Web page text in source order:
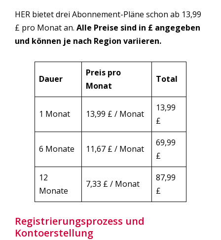
HER bietet drei Abonnement-Pläne schon ab 13,99
£ pro Monat an. Alle Preise sind in £ angegeben
und können je nach Region variieren.
Dauer
Preis pro
Monat
Total
1 Monat 13,99 £ / Monat
13,99
£
6 Monate 11,67 £ / Monat
69,99
£
12
Monate
7,33 £ / Monat
87,99
£
Registrierungsprozess und
Kontoerstellung